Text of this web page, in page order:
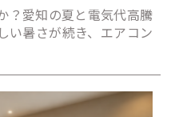
？愛知の夏と電気代高騰
い暑さが続き、エアコン